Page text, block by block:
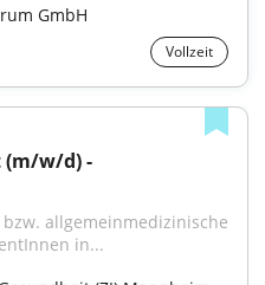
GmbH
Vollzeit
(m/w/d) -
allgemeinmedizinische
in...